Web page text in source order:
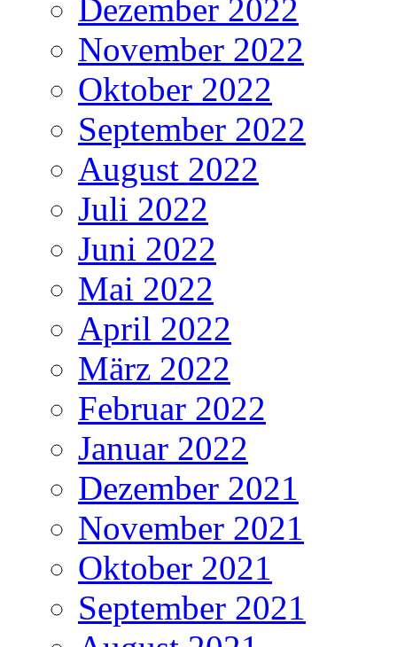
Dezember 2022
November 2022
Oktober 2022
September 2022
August 2022
Juli 2022
Juni 2022
Mai 2022
April 2022
März 2022
Februar 2022
Januar 2022
Dezember 2021
November 2021
Oktober 2021
September 2021